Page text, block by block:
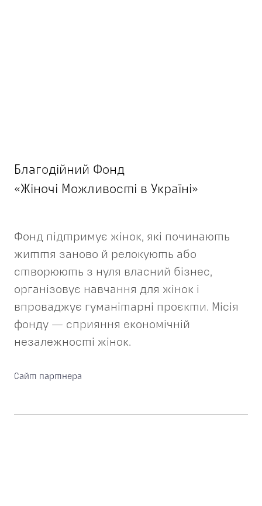
Благодійний Фонд
«Жіночі Можливості в Україні»
Фонд підтримує жінок, які починають
життя заново й релокують або
створюють з нуля власний бізнес,
організовує навчання для жінок і
впроваджує гуманітарні проєкти. Місія
фонду — сприяння економічній
незалежності жінок.
Сайт партнера